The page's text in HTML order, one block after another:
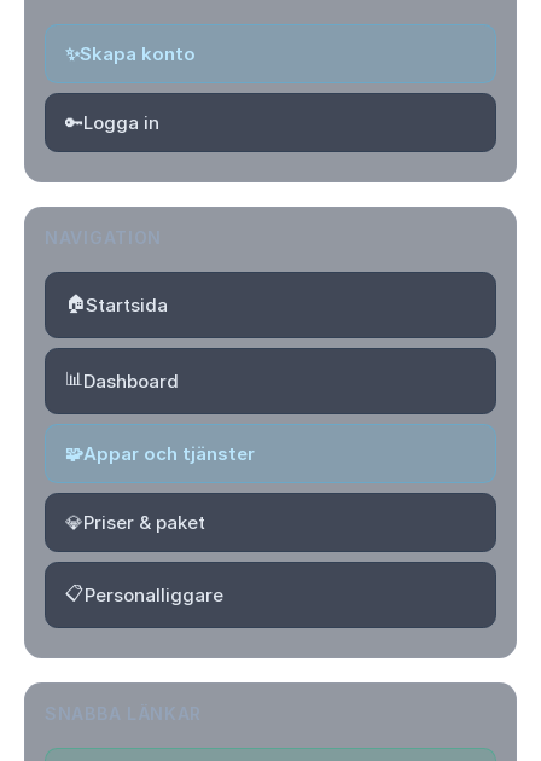
✨Skapa konto
🔑Logga in
🏠Startsida
📊Dashboard
🧩Appar och tjänster
💎Priser & paket
📋Personalliggare